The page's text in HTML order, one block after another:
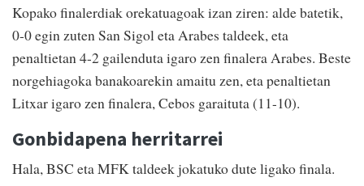
Kopako finalerdiak orekatuagoak izan ziren: alde batetik,
0-0 egin zuten San Sigol eta Arabes taldeek, eta
penaltietan 4-2 gailenduta igaro zen finalera Arabes. Beste
norgehiagoka banakoarekin amaitu zen, eta penaltietan
Litxar igaro zen finalera, Cebos garaituta (11-10).
Gonbidapena herritarrei
Hala, BSC eta MFK taldeek jokatuko dute ligako finala.